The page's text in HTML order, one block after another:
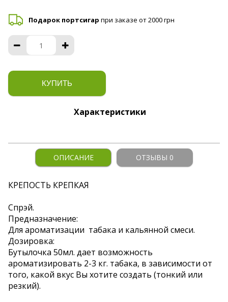
Подарок портсигар при заказе от 2000 грн
КУПИТЬ
Характеристики
ОПИСАНИЕ ОТЗЫВЫ 0
КРЕПОСТЬ КРЕПКАЯ
Спрэй.
Предназначение:
Для ароматизации табака и кальянной смеси.
Дозировка:
Бутылочка 50мл. дает возможность
ароматизировать 2-3 кг. табака, в зависимости от
того, какой вкус Вы хотите создать (тонкий или
резкий).